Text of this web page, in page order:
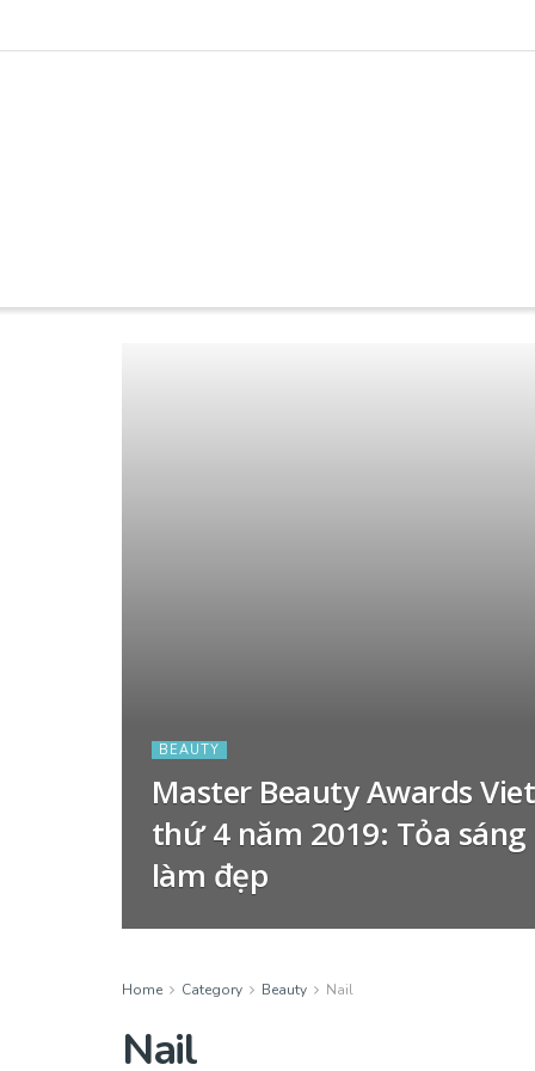
BEAUTY
Master Beauty Awards
thứ 4 năm 2019: Tỏa
làm đẹp
Home Category Beauty Nail
Nail